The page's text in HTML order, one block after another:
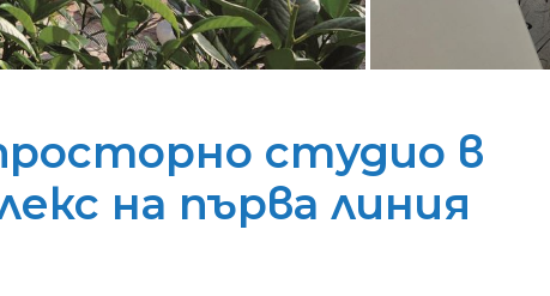
студио в
на първа линия